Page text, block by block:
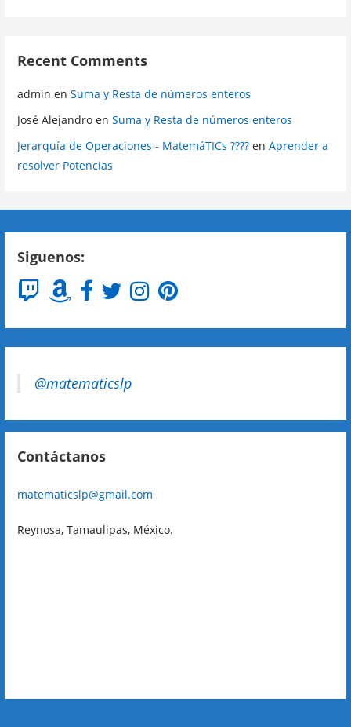
Recent Comments
admin enSuma y Resta de números enteros
José Alejandro enSuma y Resta de números enteros
Jerarquía de Operaciones - MatemáTICs ???? enAprender a
resolver Potencias
Siguenos:
@matematicslp
Contáctanos
matematicslp@gmail.com
Reynosa, Tamaulipas, México.